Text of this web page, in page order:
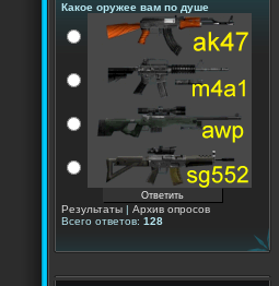
Какое оружее вам по душе
Результаты | Архив опросов
Всего ответов: 128